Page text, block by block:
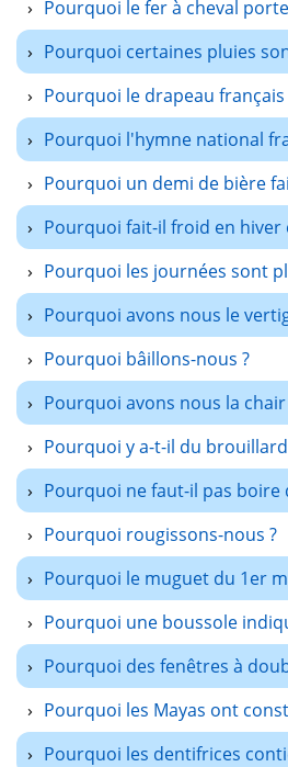
Pourquoi le fer à cheval
Pourquoi certaines pluies
Pourquoi le drapeau
Pourquoi l'hymne national français
Pourquoi un demi de bière
Pourquoi fait-il froid en hiver
Pourquoi les journées sont
Pourquoi avons nous le
Pourquoi bâillons-nous ?
Pourquoi avons nous la
Pourquoi y a-t-il du
Pourquoi ne faut-il pas boire d'eau
Pourquoi rougissons-nous ?
Pourquoi le muguet du 1er
Pourquoi une boussole
Pourquoi des fenêtres à
Pourquoi les Mayas ont
Pourquoi les dentifrices